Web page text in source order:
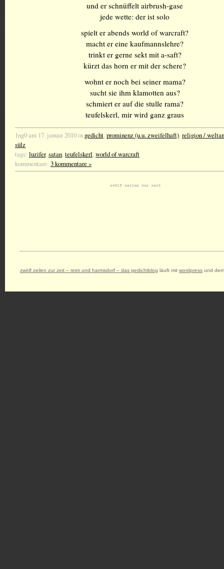
und er schnüffelt airbrush-gase
jede wette: der ist solo
spielt er abends world of warcraft?
macht er eine kaufmannslehre?
trinkt er gerne sekt mit a-saft?
kürzt das horn er mit der schere?
wohnt er noch bei seiner mama?
sucht sie ihm klamotten aus?
schmiert er auf die stulle rama?
teufelskerl, mir wird ganz graus
1ng0 am 17. januar 2010 in gedicht,prominenz (u.u. zweifelhaft),religion /
sülz
tags: luzifer,satan,teufelskerl,world of warcraft
kommentare: 3 kommentare »
zwölf zeilen zur zeit – reim und harmsdorf – das gedichtblog läuft mit wordpress und